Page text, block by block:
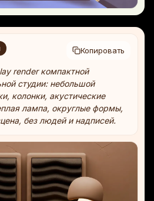
Копировать
render компактной
студии: небольшой
колонки, акустические
лампа, округлые формы,
без людей и надписей.